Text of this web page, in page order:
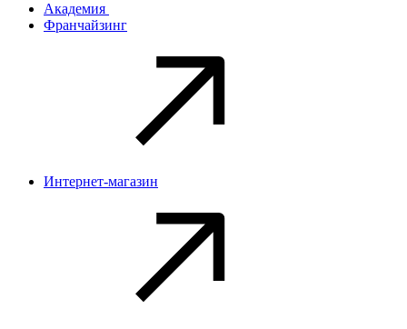
Академия
Франчайзинг
Интернет-магазин